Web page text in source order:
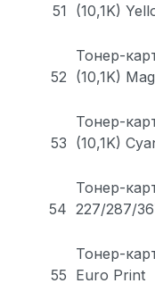
51
(10,1K)
52
Тонер-
(10,1K)
53
Тонер-
(10,1K)
54
Тонер-
227/287/
55
Тонер-
Euro Print